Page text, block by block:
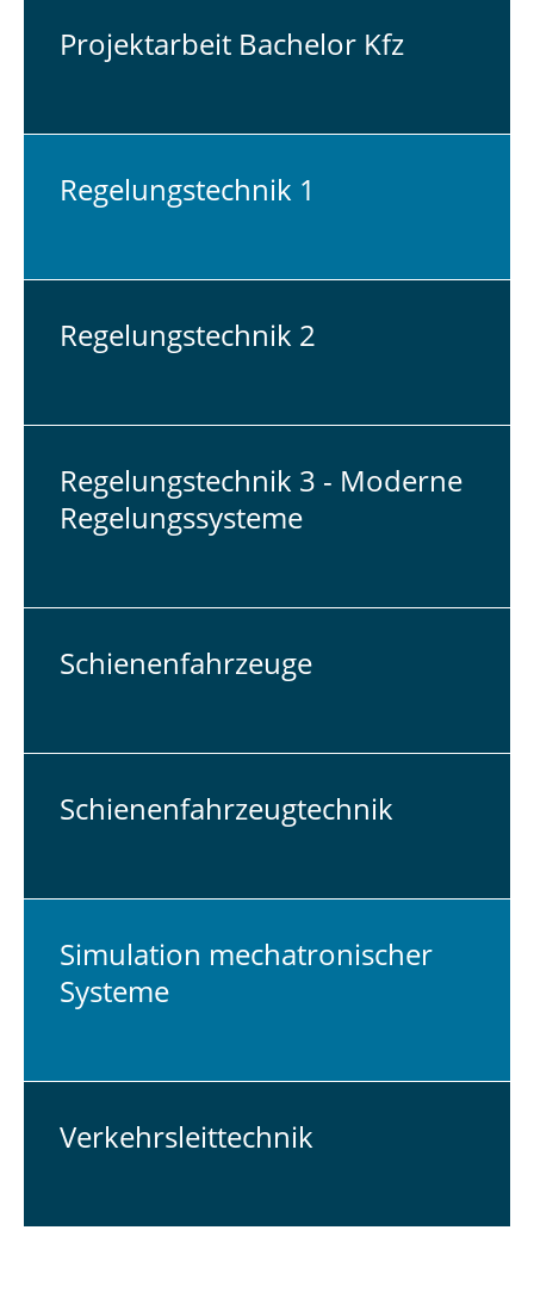
Pro­jekt­ar­beit Ba­che­lor Kfz
Re­ge­lungs­tech­nik 1
Re­ge­lungs­tech­nik 2
Re­ge­lungs­tech­nik 3 - Moderne
Re­ge­lungs­sys­te­me
Schie­nen­fahr­zeu­ge
Schie­nen­fahr­zeug­tech­nik
Si­mu­la­ti­on me­cha­tro­ni­scher
Systeme
Ver­kehrs­leit­tech­nik